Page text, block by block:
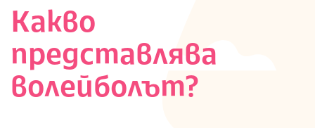
Какво
представлява
волейболът?